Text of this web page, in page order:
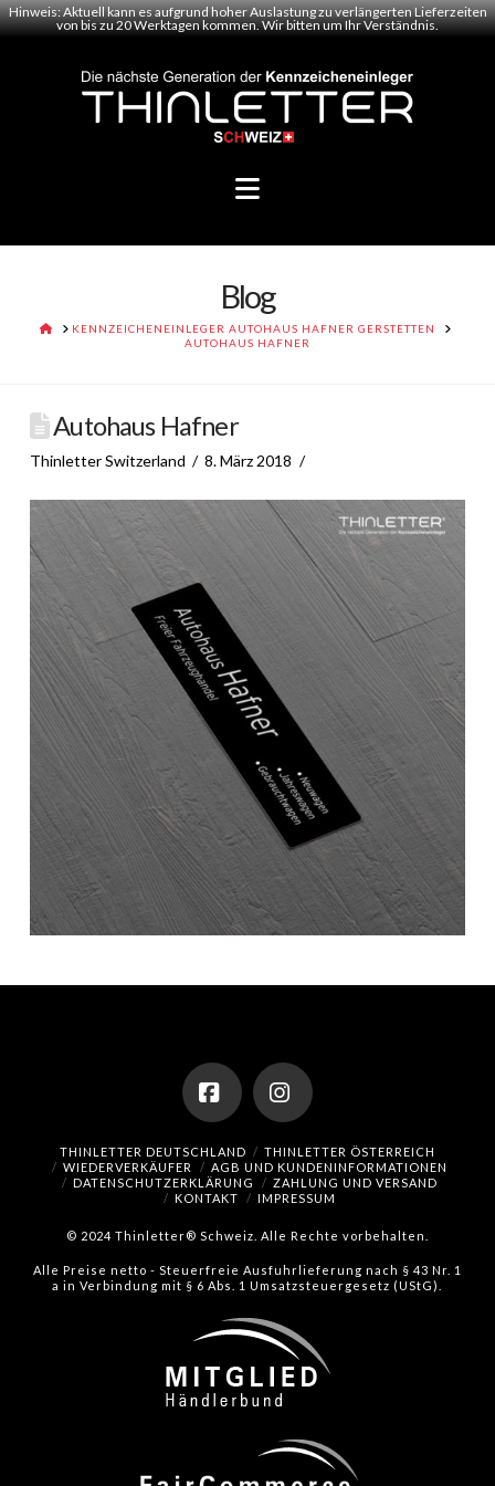
Hinweis: Aktuell kann es aufgrund hoher Auslastung zu verlängerten Lieferzeiten
von bis zu 20 Werktagen kommen. Wir bitten um Ihr Verständnis.
Navigation
Blog
HOMEKENNZEICHENEINLEGER AUTOHAUS HAFNER GERSTETTEN
AUTOHAUS HAFNER
Autohaus Hafner
Thinletter Switzerland 8. März 2018
FacebookInstagram
THINLETTER DEUTSCHLAND
THINLETTER ÖSTERREICH
WIEDERVERKÄUFER
AGB UND KUNDENINFORMATIONEN
DATENSCHUTZERKLÄRUNG
ZAHLUNG UND VERSAND
KONTAKT
IMPRESSUM
© 2024 Thinletter® Schweiz. Alle Rechte vorbehalten.
Alle Preise netto - Steuerfreie Ausfuhrlieferung nach § 43 Nr. 1
a in Verbindung mit § 6 Abs. 1 Umsatzsteuergesetz (UStG).